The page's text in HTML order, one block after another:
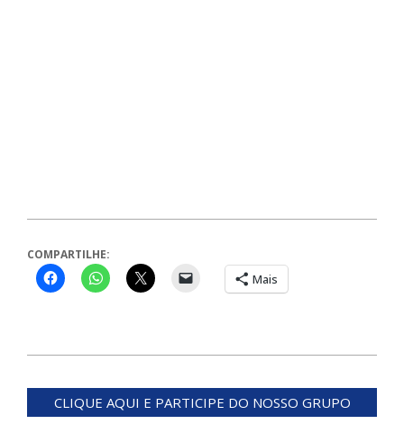
COMPARTILHE:
Mais
08-
CLIQUE AQUI E PARTICIPE DO NOSSO GRUPO